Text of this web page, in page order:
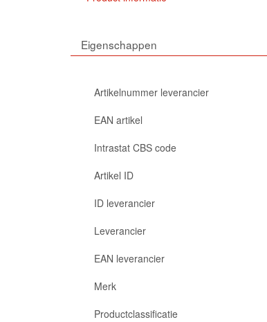
Eigenschappen
Artikelnummer leverancier
EAN artikel
Intrastat CBS code
Artikel ID
ID leverancier
Leverancier
EAN leverancier
Merk
Productclassificatie